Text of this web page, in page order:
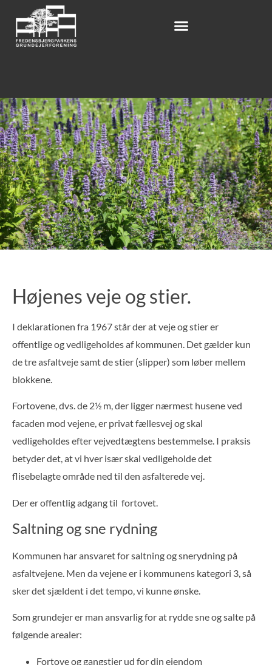
Højenes veje og stier.
I deklarationen fra 1967 står der at veje og stier er
offentlige og vedligeholdes af kommunen. Det gælder kun
de tre asfaltveje samt de stier (slipper) som løber mellem
blokkene.
Fortovene, dvs. de 2½ m, der ligger nærmest husene ved
facaden mod vejene, er privat fællesvej og skal
vedligeholdes efter vejvedtægtens bestemmelse. I praksis
betyder det, at vi hver især skal vedligeholde det
flisebelagte område ned til den asfalterede vej.
Der er offentlig adgang til fortovet.
Saltning og sne rydning
Kommunen har ansvaret for saltning og snerydning på
asfaltvejene. Men da vejene er i kommunens kategori 3, så
sker det sjældent i det tempo, vi kunne ønske.
Som grundejer er man ansvarlig for at rydde sne og salte på
følgende arealer:
Fortove og gangstier ud for din ejendom